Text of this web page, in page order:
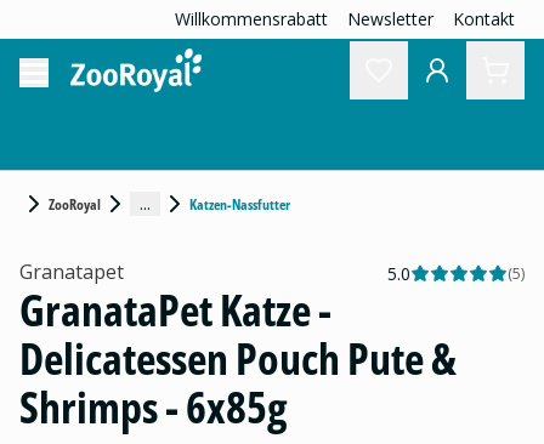
Willkommensrabatt Newsletter Kontakt
ZooRoyal ... Katzen-Nassfutter
Granatapet 5.0 (5)
GranataPet Katze -
Delicatessen Pouch Pute &
Shrimps - 6x85g